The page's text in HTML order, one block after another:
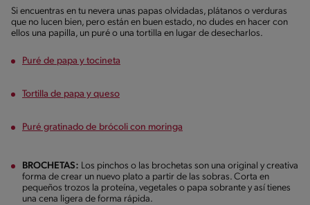
Si encuentras en tu nevera unas papas olvidadas, plátanos o verduras
que no lucen bien, pero están en buen estado, no dudes en hacer con
ellos una papilla, un puré o una tortilla en lugar de desecharlos.
Puré de papa y tocineta
Tortilla de papa y queso
Puré gratinado de brócoli con moringa
BROCHETAS: Los pinchos o las brochetas son una original y creativa
forma de crear un nuevo plato a partir de las sobras. Corta en
pequeños trozos la proteína, vegetales o papa sobrante y así tienes
una cena ligera de forma rápida.